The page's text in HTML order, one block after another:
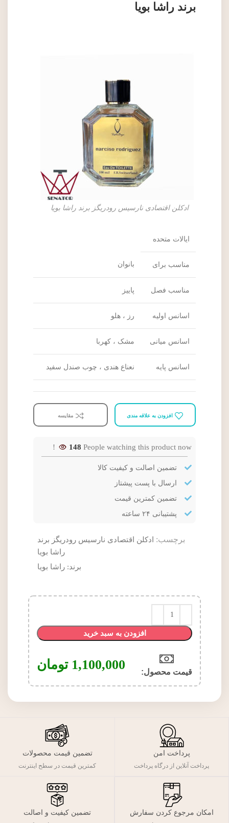
برند راشا بویا
ادکلن اقتصادی نارسیس رودریگز برند راشا بویا
ایالات متحده
مناسب برای بانوان
مناسب فصل پاییز
اسانس اولیه رز ، هلو
اسانس میانی مشک ، کهربا
اسانس پایه نعناع هندی ، چوب صندل سفید
افزودن به علاقه مندی مقایسه
148 People watching this product now!
تضمین اصالت و کیفیت کالا
ارسال با پست پیشتاز
تضمین کمترین قیمت
پشتیبانی ۲۴ ساعته
برچسب:
ادکلن اقتصادی نارسیس رودریگز برند
راشا بویا
برند: راشا بویا
افزودن به سبد خرید
قیمت محصول:​ 1,100,000 تومان
پرداخت امن
پرداخت آنلاین از درگاه پرداخت
تضمین قیمت محصولات
کمترین قیمت در سطح اینترنت
امکان مرجوع کردن سفارش تضمین کیفیت و اصالت